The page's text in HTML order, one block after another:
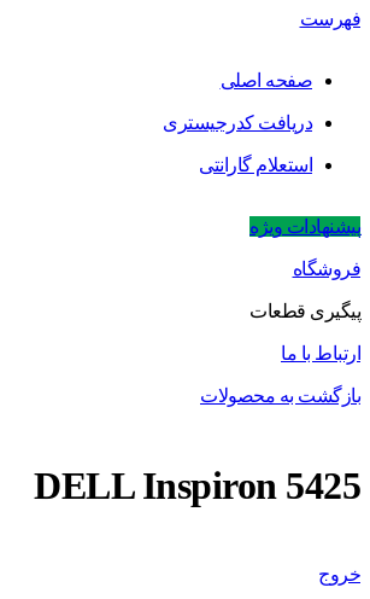
فهرست
صفحه اصلی
دریافت کدرجیستری
استعلام گارانتی
پیشنهادات ویژه
فروشگاه
پیگیری قطعات
ارتباط با ما
بازگشت به محصولات
DELL Inspiron 5425
خروج